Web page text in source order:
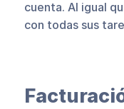
cuenta. Al igual
con todas sus